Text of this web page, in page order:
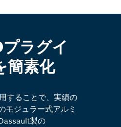
ラグイ
簡素化
することで、実績の
モジュラー式アルミ
製の